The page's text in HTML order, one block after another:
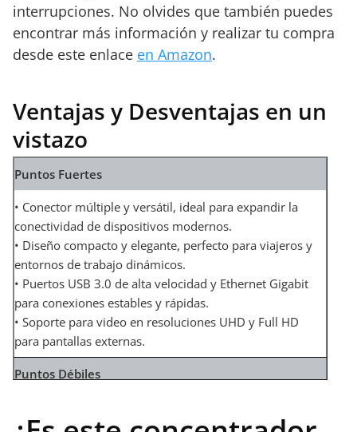
interrupciones. No olvides que también puedes
encontrar más información y realizar tu compra
desde este enlace en Amazon.
Ventajas y Desventajas en un
vistazo
Puntos Fuertes
• Conector múltiple y versátil, ideal para expandir la
conectividad de dispositivos modernos.
• Diseño compacto y elegante, perfecto para viajeros y
entornos de trabajo dinámicos.
• Puertos USB 3.0 de alta velocidad y Ethernet Gigabit
para conexiones estables y rápidas.
• Soporte para video en resoluciones UHD y Full HD
para pantallas externas.
Puntos Débiles
puede ser limitante para algunos usuarios.